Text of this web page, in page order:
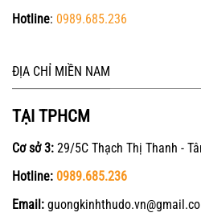
Hotline: 0989.685.236
ĐỊA CHỈ MIỀN NAM
TẠI TPHCM
Cơ sở 3: 29/5C Thạch Thị Thanh -
Hotline: 0989.685.236
Email: